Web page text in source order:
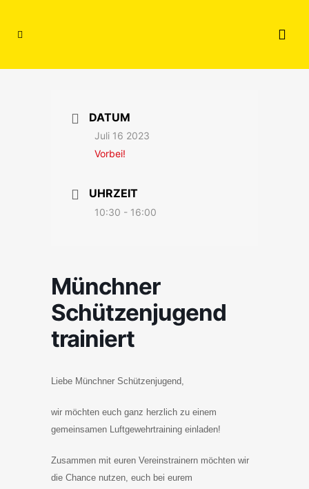
DATUM
Juli 16 2023
Vorbei!
UHRZEIT
10:30 - 16:00
Münchner
Schützenjugend
trainiert
Liebe Münchner Schützenjugend,
wir möchten euch ganz herzlich zu einem
gemeinsamen Luftgewehrtraining einladen!
Zusammen mit euren Vereinstrainern möchten wir
die Chance nutzen, euch bei eurem